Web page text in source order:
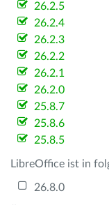
26.2.5
26.2.4
26.2.3
26.2.2
26.2.1
26.2.0
25.8.7
25.8.6
25.8.5
LibreOffice ist in
26.8.0